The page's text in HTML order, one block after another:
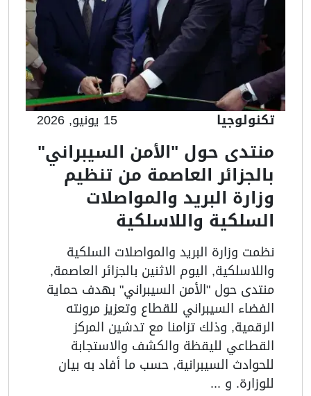
تكنولوجيا 15 يونيو, 2026
منتدى حول "الأمن السيبراني"
بالجزائر العاصمة من تنظيم
وزارة البريد والمواصلات
السلكية واللاسلكية
نظمت وزارة البريد والمواصلات السلكية
واللاسلكية, اليوم الاثنين بالجزائر العاصمة,
منتدى حول "الأمن السيبراني" بهدف حماية
الفضاء السيبراني للقطاع وتعزيز مرونته
الرقمية, وذلك تزامنا مع تدشين المركز
القطاعي لليقظة والكشف والاستجابة
للحوادث السيبرانية, حسب ما أفاد به بيان
للوزارة. و ...